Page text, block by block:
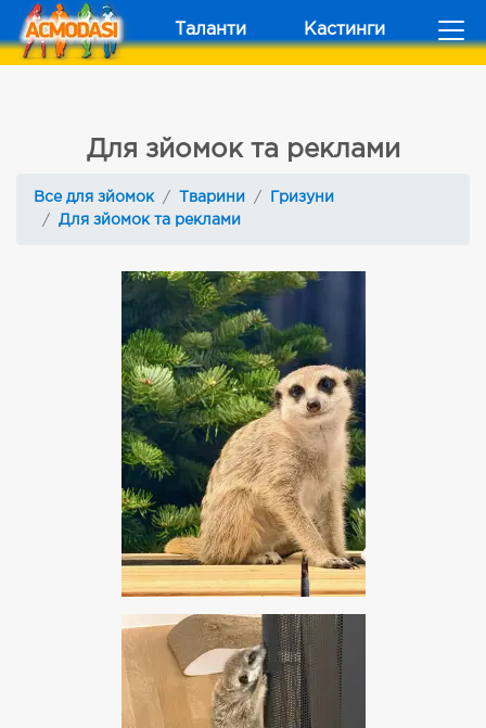
Таланти Кастинги
Для зйомок та реклами
Все для зйомок Тварини
Гризуни
Для зйомок та реклами